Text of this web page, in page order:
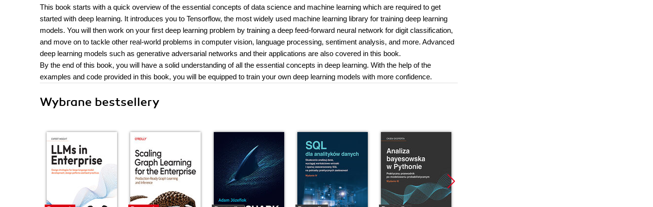
This book starts with a quick overview of the essential concepts of data science and machine learning which are required to get
started with deep learning. It introduces you to Tensorflow, the most widely used machine learning library for training deep learning
models. You will then work on your first deep learning problem by training a deep feed-forward neural network for digit classification,
and move on to tackle other real-world problems in computer vision, language processing, sentiment analysis, and more. Advanced
deep learning models such as generative adversarial networks and their applications are also covered in this book.
By the end of this book, you will have a solid understanding of all the essential concepts in deep learning. With the help of the
examples and code provided in this book, you will be equipped to train your own deep learning models with more confidence.
Wybrane bestsellery